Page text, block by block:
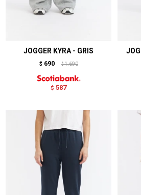
JOGGER KYRA - GRIS
$ 690 $ 1.690
$ 587